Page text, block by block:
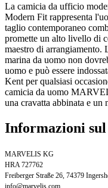
La camicia da ufficio
Modern Fit rappresenta
taglio contemporaneo
promette un alto livello di
maestro di arrangiamento.
marina da uomo non
uomo e può essere
Kent per qualsiasi
camicia da uomo
una cravatta abbinata e un
Informazioni
MARVELIS KG
HRA 727762
Freiberger Straße 26, 74379
info@marvelis.com